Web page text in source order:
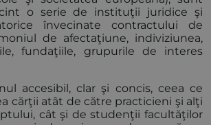
o serie de instituţii juridice şi
învecinate contractului de
de afectaţiune, indiviziunea,
fundaţiile, grupurile de interes
accesibil, clar şi concis, ceea ce
cărţii atât de către practicieni şi alţi
cât şi de studenţii facultăţilor